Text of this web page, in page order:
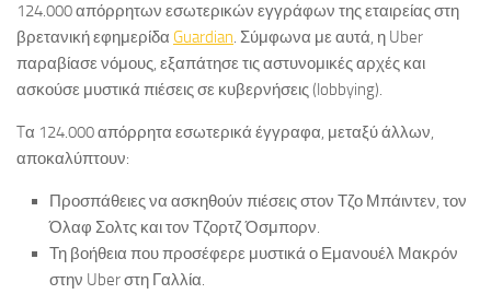
124.000 απόρρητων εσωτερικών εγγράφων της εταιρείας στη
βρετανική εφημερίδα Guardian. Σύμφωνα με αυτά, η Uber
παραβίασε νόμους, εξαπάτησε τις αστυνομικές αρχές και
ασκούσε μυστικά πιέσεις σε κυβερνήσεις (lobbying).
Tα 124.000 απόρρητα εσωτερικά έγγραφα, μεταξύ άλλων,
αποκαλύπτουν:
Προσπάθειες να ασκηθούν πιέσεις στον Τζο Μπάιντεν, τον
Όλαφ Σολτς και τον Τζορτζ Όσμπορν.
Τη βοήθεια που προσέφερε μυστικά ο Εμανουέλ Μακρόν
στην Uber στη Γαλλία.